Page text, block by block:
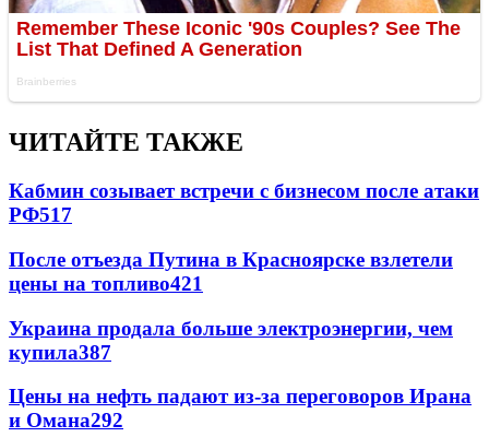
ЧИТАЙТЕ ТАКЖЕ
Кабмин созывает встречи с бизнесом после атаки
РФ517
После отъезда Путина в Красноярске взлетели
цены на топливо421
Украина продала больше электроэнергии, чем
купила387
Цены на нефть падают из-за переговоров Ирана
и Омана292